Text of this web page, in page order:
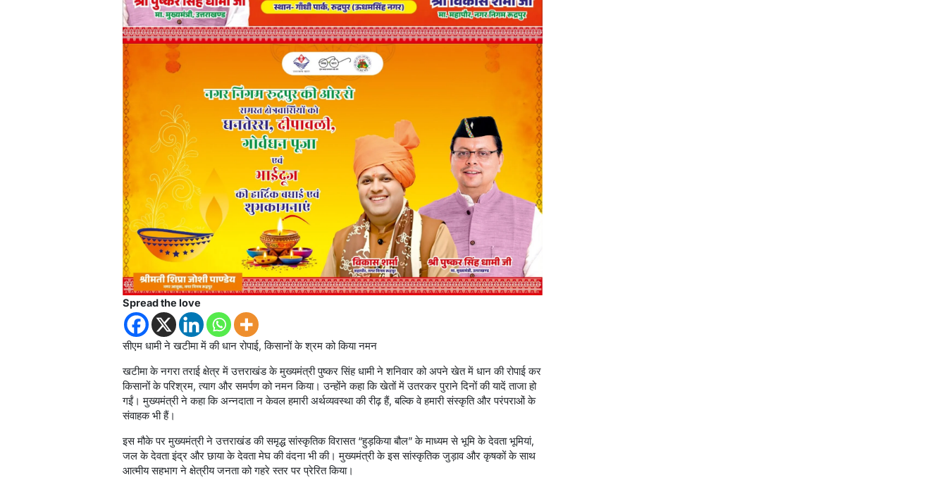
Spread the love
सीएम धामी ने खटीमा में की धान रोपाई, किसानों के श्रम को किया नमन
खटीमा के नगरा तराई क्षेत्र में उत्तराखंड के मुख्यमंत्री पुष्कर सिंह धामी ने शनिवार को अपने खेत में धान की रोपाई कर
किसानों के परिश्रम, त्याग और समर्पण को नमन किया। उन्होंने कहा कि खेतों में उतरकर पुराने दिनों की यादें ताजा हो
गईं। मुख्यमंत्री ने कहा कि अन्नदाता न केवल हमारी अर्थव्यवस्था की रीढ़ हैं, बल्कि वे हमारी संस्कृति और परंपराओं के
संवाहक भी हैं।
इस मौके पर मुख्यमंत्री ने उत्तराखंड की समृद्ध सांस्कृतिक विरासत “हुड़किया बौल” के माध्यम से भूमि के देवता भूमियां,
जल के देवता इंद्र और छाया के देवता मेघ की वंदना भी की। मुख्यमंत्री के इस सांस्कृतिक जुड़ाव और कृषकों के साथ
आत्मीय सहभाग ने क्षेत्रीय जनता को गहरे स्तर पर प्रेरित किया।